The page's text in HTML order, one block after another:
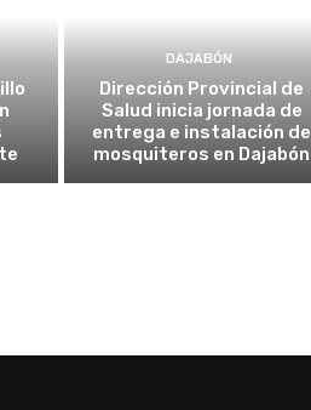
DAJABÓN
Dirección Provincial de
Salud inicia jornada de
entrega e instalación de
mosquiteros en Dajabón